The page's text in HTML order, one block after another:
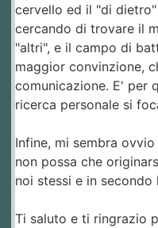
cervello ed il "di
cercando di trovare il
"altri", e il campo di
maggior convinzione,
comunicazione. E' per
ricerca personale si
Infine, mi sembra
non possa che
noi stessi e in
Ti saluto e ti ringrazio